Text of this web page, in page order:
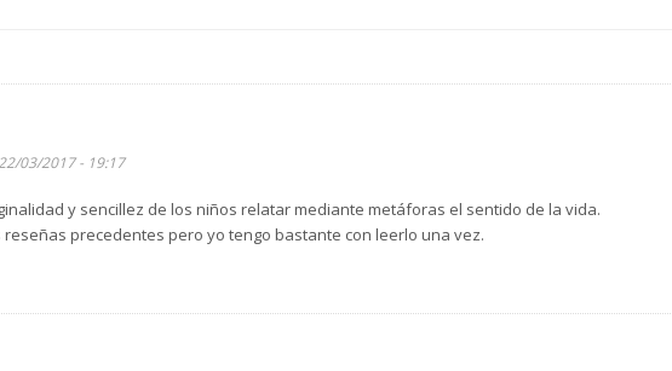
03/2017 - 19:17
y sencillez de los niños relatar mediante metáforas el sentido de la vida.
precedentes pero yo tengo bastante con leerlo una vez.